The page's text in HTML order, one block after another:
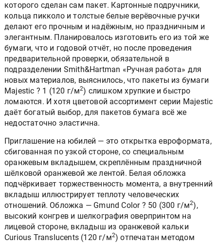
которого сделан сам пакет. Картонные подручники,
кольца пикколо и толстые белые верёвочные ручки
делают его прочным и надёжным, но праздничным и
элегантным. Планировалось изготовить его из той же
бумаги, что и годовой отчёт, но после проведения
предварительной проверки, обязательной в
подразделении Smith&Hartman «Ручная работа» для
новых материалов, выяснилось, что пакеты из бумаги
Majestic ? 1 (120 г/м2) слишком хрупкие и быстро
ломаются. И хотя цветовой ассортимент серии Majestic
даёт богатый выбор, для пакетов бумага всё же
недостаточно эластична.
Приглашение на юбилей — это открытка евроформата,
сбигованная по узкой стороне, со специальным
оранжевым вкладышем, скреплённым праздничной
шёлковой оранжевой же лентой. Белая обложка
подчёркивает торжественность момента, а внутренний
вкладыш иллюстрирует теплоту человеческих
отношений. Обложка — Gmund Color ? 50 (300 г/м2),
высокий конгрев и шелкография оверпринтом на
лицевой стороне, вкладыш из оранжевой кальки
Curious Translucents (120 г/м2) отпечатан методом